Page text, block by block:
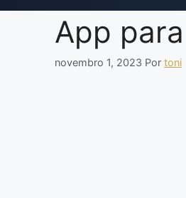
App
novembro 1, 2023 Por toni